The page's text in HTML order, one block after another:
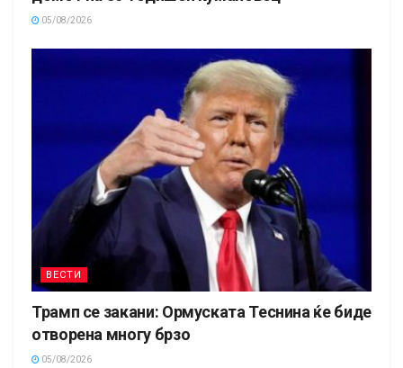
05/08/2026
ВЕСТИ
Трамп се закани: Ормуската Теснина ќе биде
отворена многу брзо
05/08/2026